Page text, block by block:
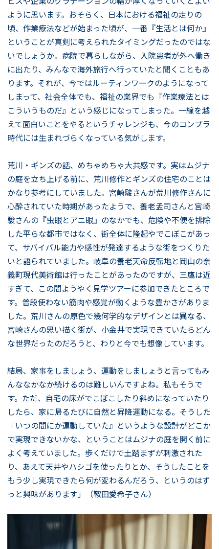
ように思います。おそらく、日本における福祉の走りの
頃、作業療法などが始まった頃が、一番『生活とは何か』
ということが真剣に考えられたタイミングだったのではな
いでしょうか。病院で暮らしながら、入院患者が外へ働き
に出たり、みんなで海外旅行へ行っていたと聞くこともあ
ります。それが、今ではルーティンワークのようになって
しまって、社会全体でも、福祉の業界でも『作業療法とは
こういうものだ』という感じになってしまった。一線を越
えて面白いことをやるというチャレンジも、今のコンプラ
時代には生まれづらくなっている気がします。
荒川・ギンズの話、めちゃめちゃ大共感です。実はムジナ
の庭を立ち上げる前に、荒川修作とギンズの住宅のことは
かなり参考にしていました。宮崎駿さんが荒川修作さんに
心酔されていた時期があったようで、養老孟司さんと宮崎
駿さんの『虫眼とアニ眼』のなかでも、危険や不便を排除
した平らな都市ではなく、街全体に隆起やでこぼこがあっ
て、サバイバル能力や感性が発達するような街をつくりた
いと語られていました。岐阜の養老天命反転地と岡山の奈
義町現代美術館は行ったことがあったのですが、三鷹は近
すぎて、この間ようやく見学ツアーに参加できたところで
す。普段使わない筋肉や感覚が動くような豊かさがありま
した。荒川さんの原色で幾何学的なデザインとは異なる、
宮崎さんの思い描く街が、小金井で実現できていたらどん
な世界だったのだろうと、わりと今でも想像しています。
結局、家事をしましょう、運動をしましょうと言ってもみ
んななかなか続けるのは難しいんですよね。私もそうで
す。ただ、自宅の床がでこぼこしたり斜めになっていたり
したら、家に帰るたびに自然と昇降運動になる。そうした
『いつの間にか運動していた』というような設計がどこか
で実現できないかな、ということはムジナの庭を開く前に
よく考えていました。歩くだけで土踏まずが刺激された
り、あえて天井やハシゴを使ったりとか、そうしたことを
もう少し実現できたら何が変わるんだろう、というのはず
っと興味があります」（鞍田愛希子さん）